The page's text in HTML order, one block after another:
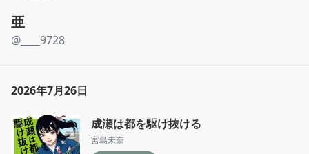
亜
@ ____9728
2026年7月26日
成瀬は都を駆け抜ける
宮島未奈